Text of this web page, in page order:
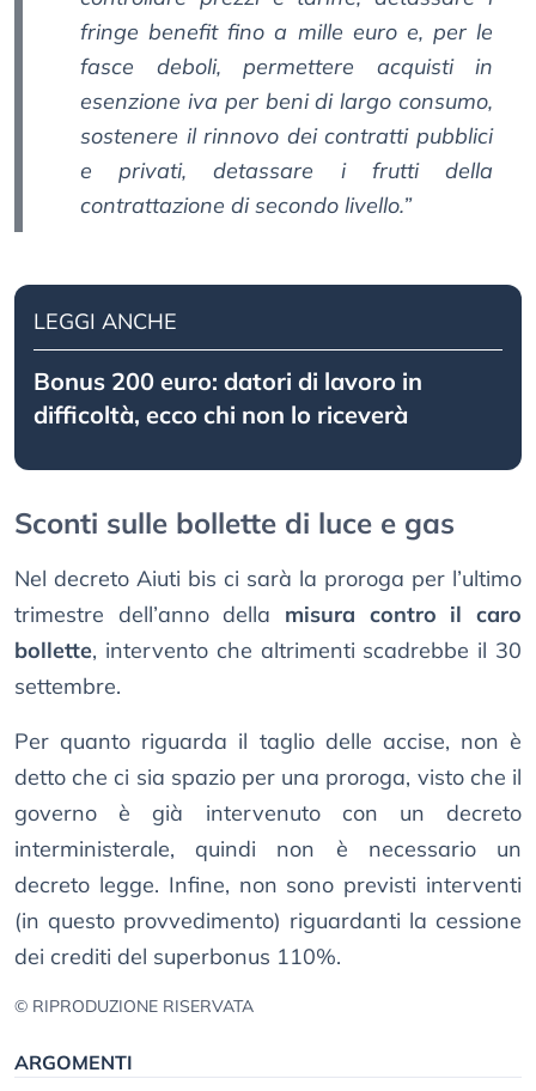
fringe benefit fino a mille euro e, per le
fasce deboli, permettere acquisti in
esenzione iva per beni di largo consumo,
sostenere il rinnovo dei contratti pubblici
e privati, detassare i frutti della
contrattazione di secondo livello.”
LEGGI ANCHE
Bonus 200 euro: datori di lavoro in
difficoltà, ecco chi non lo riceverà
Sconti sulle bollette di luce e gas
Nel decreto Aiuti bis ci sarà la proroga per l’ultimo
trimestre dell’anno della misura contro il caro
bollette, intervento che altrimenti scadrebbe il 30
settembre.
Per quanto riguarda il taglio delle accise, non è
detto che ci sia spazio per una proroga, visto che il
governo è già intervenuto con un decreto
interministerale, quindi non è necessario un
decreto legge. Infine, non sono previsti interventi
(in questo provvedimento) riguardanti la cessione
dei crediti del superbonus 110%.
© RIPRODUZIONE RISERVATA
ARGOMENTI